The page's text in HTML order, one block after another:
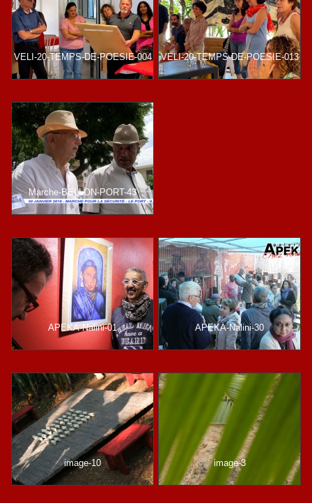
VELI-20-TEMPS-DE-POESIE-004 VELI-20-TEMPS-DE-POESIE-013
Marche-BELLON-PORT-43
APEKA-Nalini-01 APEKA-Nalini-30
image-10 image-3